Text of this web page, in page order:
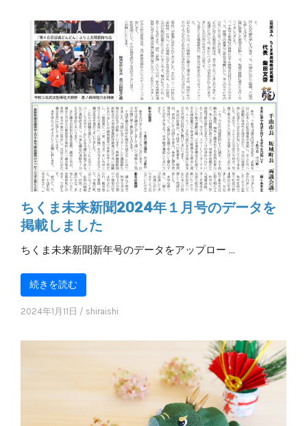
ちくま未来新聞2024年１月号のデータを
掲載しました
ちくま未来新聞新年号のデータをアップロー …
続きを読む
2024年1月11日 / shiraishi